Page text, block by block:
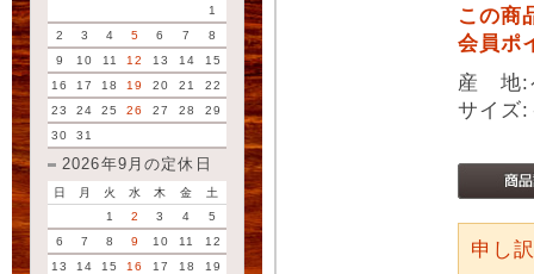
1
2
3 4 5 6 7
8
9
10 11 12 13 14
15
16
17 18 19 20 21
22
23
24 25 26 27 28
29
30
31
2026年9月の定休日
日 月 火 水 木 金
土
1
2 3 4
5
6
7 8 9 10 11
12
13
14 15 16 17 18
19
この商
会員ポ
産 地:
サイ
申し